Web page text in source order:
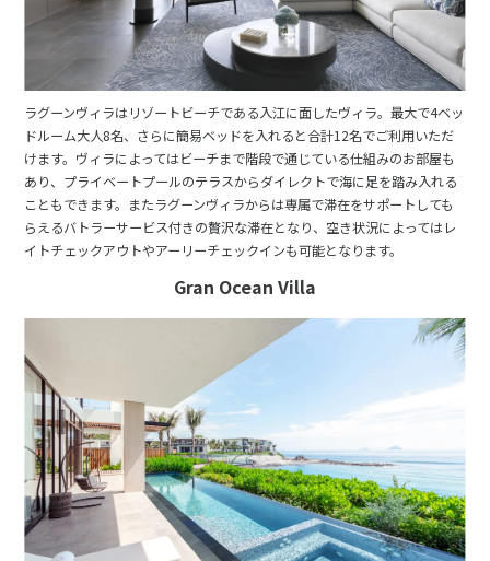
ラグーンヴィラはリゾートビーチである入江に面したヴィラ。最大で4ベッ
ドルーム大人8名、さらに簡易ベッドを入れると合計12名でご利用いただ
けます。ヴィラによってはビーチまで階段で通じている仕組みのお部屋も
あり、プライベートプールのテラスからダイレクトで海に足を踏み入れる
こともできます。またラグーンヴィラからは専属で滞在をサポートしても
らえるバトラーサービス付きの贅沢な滞在となり、空き状況によってはレ
イトチェックアウトやアーリーチェックインも可能となります。
Gran Ocean Villa